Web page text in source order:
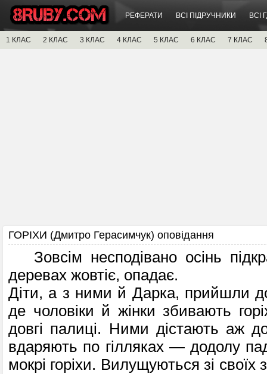
РЕФЕРАТИ ВСІ ПІДРУЧНИКИ ВСІ
1 КЛАС 2 КЛАС 3 КЛАС 4 КЛАС 5 КЛАС 6 КЛАС 7 КЛАС
ГОРІХИ (Дмитро Герасимчук) оповідання
Зовсім несподівано осінь
деревах жовтіє, опадає.
Діти, а з ними й Дарка, прийшли
де чоловіки й жінки збивають
довгі палиці. Ними дістають аж
вдаряють по гілляках — додолу
мокрі горіхи. Вилущуються зі